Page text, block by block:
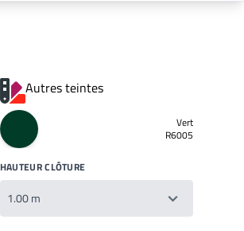
Autres teintes
Vert
R6005
HAUTEUR CLÔTURE